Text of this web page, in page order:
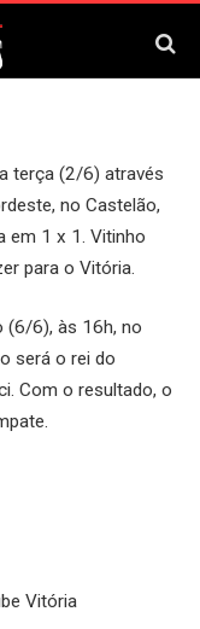
terça (2/6) através
no Castelão,
em 1 x 1. Vitinho
para o Vitória.
(6/6), às 16h, no
será o rei do
Com o resultado, o
Vitória